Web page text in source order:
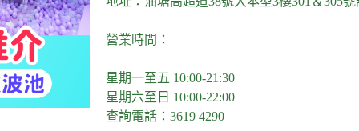
營業時間：
星期一至五 10:00-21:30
星期六至日 10:00-22:00
查詢電話：3619 4290